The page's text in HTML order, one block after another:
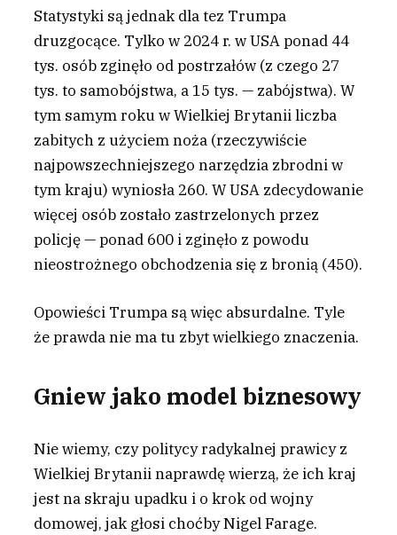
Statystyki są jednak dla tez Trumpa
druzgocące. Tylko w 2024 r. w USA ponad 44
tys. osób zginęło od postrzałów (z czego 27
tys. to samobójstwa, a 15 tys. — zabójstwa). W
tym samym roku w Wielkiej Brytanii liczba
zabitych z użyciem noża (rzeczywiście
najpowszechniejszego narzędzia zbrodni w
tym kraju) wyniosła 260. W USA zdecydowanie
więcej osób zostało zastrzelonych przez
policję — ponad 600 i zginęło z powodu
nieostrożnego obchodzenia się z bronią (450).
Opowieści Trumpa są więc absurdalne. Tyle
że prawda nie ma tu zbyt wielkiego znaczenia.
Gniew jako model biznesowy
Nie wiemy, czy politycy radykalnej prawicy z
Wielkiej Brytanii naprawdę wierzą, że ich kraj
jest na skraju upadku i o krok od wojny
domowej, jak głosi choćby Nigel Farage.